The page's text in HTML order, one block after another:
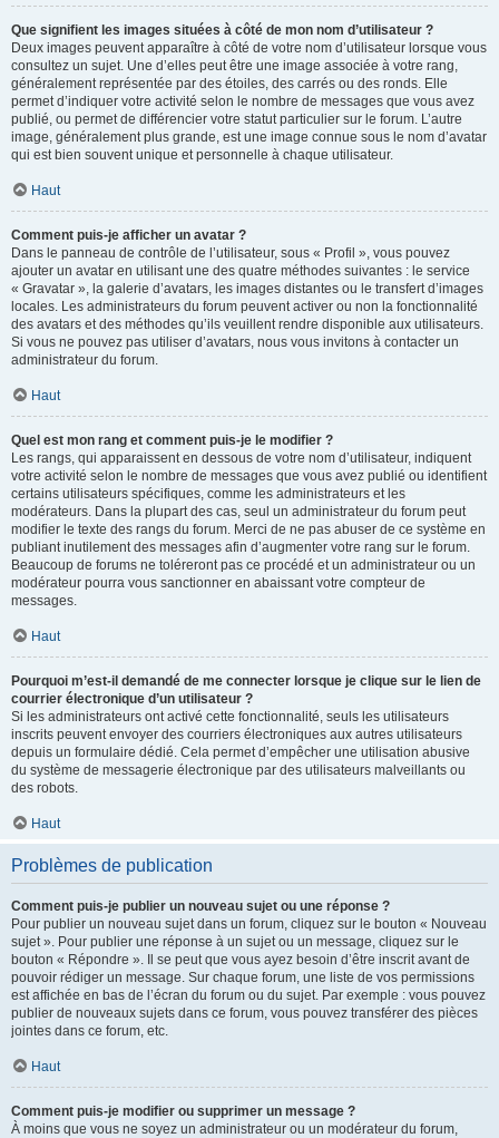
Que signifient les images situées à côté de mon nom d’utilisateur ?
Deux images peuvent apparaître à côté de votre nom d’utilisateur lorsque vous
consultez un sujet. Une d’elles peut être une image associée à votre rang,
généralement représentée par des étoiles, des carrés ou des ronds. Elle
permet d’indiquer votre activité selon le nombre de messages que vous avez
publié, ou permet de différencier votre statut particulier sur le forum. L’autre
image, généralement plus grande, est une image connue sous le nom d’avatar
qui est bien souvent unique et personnelle à chaque utilisateur.
Haut
Comment puis-je afficher un avatar ?
Dans le panneau de contrôle de l’utilisateur, sous « Profil », vous pouvez
ajouter un avatar en utilisant une des quatre méthodes suivantes : le service
« Gravatar », la galerie d’avatars, les images distantes ou le transfert d’images
locales. Les administrateurs du forum peuvent activer ou non la fonctionnalité
des avatars et des méthodes qu’ils veuillent rendre disponible aux utilisateurs.
Si vous ne pouvez pas utiliser d’avatars, nous vous invitons à contacter un
administrateur du forum.
Haut
Quel est mon rang et comment puis-je le modifier ?
Les rangs, qui apparaissent en dessous de votre nom d’utilisateur, indiquent
votre activité selon le nombre de messages que vous avez publié ou identifient
certains utilisateurs spécifiques, comme les administrateurs et les
modérateurs. Dans la plupart des cas, seul un administrateur du forum peut
modifier le texte des rangs du forum. Merci de ne pas abuser de ce système en
publiant inutilement des messages afin d’augmenter votre rang sur le forum.
Beaucoup de forums ne toléreront pas ce procédé et un administrateur ou un
modérateur pourra vous sanctionner en abaissant votre compteur de
messages.
Haut
Pourquoi m’est-il demandé de me connecter lorsque je clique sur le lien de
courrier électronique d’un utilisateur ?
Si les administrateurs ont activé cette fonctionnalité, seuls les utilisateurs
inscrits peuvent envoyer des courriers électroniques aux autres utilisateurs
depuis un formulaire dédié. Cela permet d’empêcher une utilisation abusive
du système de messagerie électronique par des utilisateurs malveillants ou
des robots.
Haut
Problèmes de publication
Comment puis-je publier un nouveau sujet ou une réponse ?
Pour publier un nouveau sujet dans un forum, cliquez sur le bouton « Nouveau
sujet ». Pour publier une réponse à un sujet ou un message, cliquez sur le
bouton « Répondre ». Il se peut que vous ayez besoin d’être inscrit avant de
pouvoir rédiger un message. Sur chaque forum, une liste de vos permissions
est affichée en bas de l’écran du forum ou du sujet. Par exemple : vous pouvez
publier de nouveaux sujets dans ce forum, vous pouvez transférer des pièces
jointes dans ce forum, etc.
Haut
Comment puis-je modifier ou supprimer un message ?
À moins que vous ne soyez un administrateur ou un modérateur du forum,